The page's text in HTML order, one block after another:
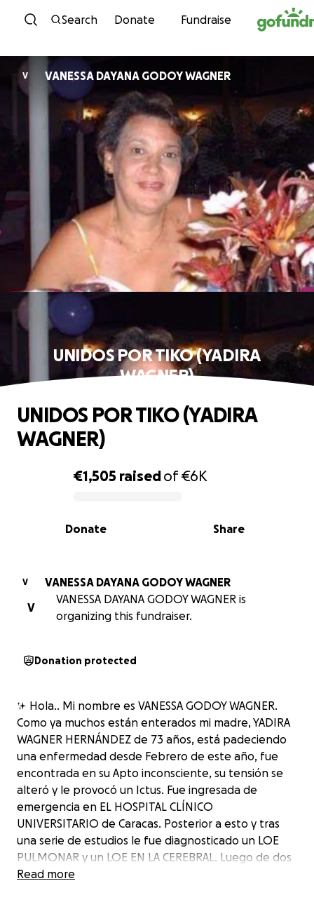
Skip to content
Search Donate Fundraise
V VANESSA DAYANA GODOY WAGNER
UNIDOS POR TIKO (YADIRA
WAGNER)
0% complete
€1,505 raisedof€6K
Share
Donate
UNIDOS POR TIKO (YADIRA
WAGNER)
V
VANESSA DAYANA GODOY WAGNER
V
VANESSA DAYANA GODOY WAGNER is
organizing this fundraiser.
Donation protected
✨ Hola.. Mi nombre es VANESSA GODOY WAGNER.
Como ya muchos están enterados mi madre, YADIRA
WAGNER HERNÁNDEZ de 73 años, está padeciendo
una enfermedad desde Febrero de este año, fue
encontrada en su Apto inconsciente, su tensión se
alteró y le provocó un Ictus. Fue ingresada de
emergencia en EL HOSPITAL CLÍNICO
UNIVERSITARIO de Caracas. Posterior a esto y tras
una serie de estudios le fue diagnosticado un LOE
PULMONAR y un LOE EN LA CEREBRAL. Luego de dos
meses de hospitalización, la trasladamos a ESPAÑA
Read more